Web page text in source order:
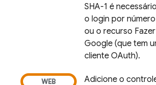
SHA-1 é
o login por
ou o recurso
Google (que tem
cliente OAuth).
Adicione o